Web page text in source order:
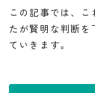
この記事では、
たが賢明な判断を
ていきます。